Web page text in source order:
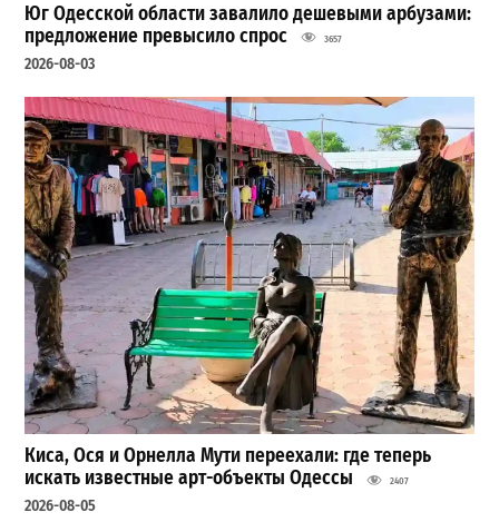
Юг Одесской области завалило дешевыми арбузами:
предложение превысило спрос
3657
2026-08-03
Киса, Ося и Орнелла Мути переехали: где теперь
искать известные арт-объекты Одессы
2407
2026-08-05